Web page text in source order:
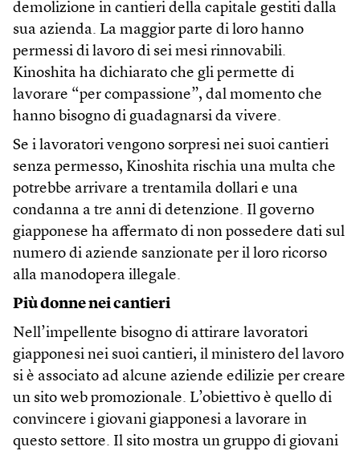
demolizione in cantieri della capitale gestiti dalla
sua azienda. La maggior parte di loro hanno
permessi di lavoro di sei mesi rinnovabili.
Kinoshita ha dichiarato che gli permette di
lavorare “per compassione”, dal momento che
hanno bisogno di guadagnarsi da vivere.
Se i lavoratori vengono sorpresi nei suoi cantieri
senza permesso, Kinoshita rischia una multa che
potrebbe arrivare a trentamila dollari e una
condanna a tre anni di detenzione. Il governo
giapponese ha affermato di non possedere dati sul
numero di aziende sanzionate per il loro ricorso
alla manodopera illegale.
Più donne nei cantieri
Nell’impellente bisogno di attirare lavoratori
giapponesi nei suoi cantieri, il ministero del lavoro
si è associato ad alcune aziende edilizie per creare
un sito web promozionale. L’obiettivo è quello di
convincere i giovani giapponesi a lavorare in
questo settore. Il sito mostra un gruppo di giovani